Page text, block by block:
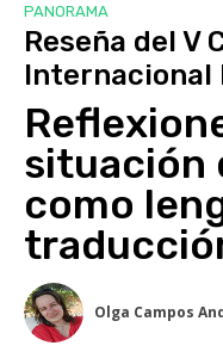
PANORAMA
Reseña del V
Internacional
situación
como
Olga Campos